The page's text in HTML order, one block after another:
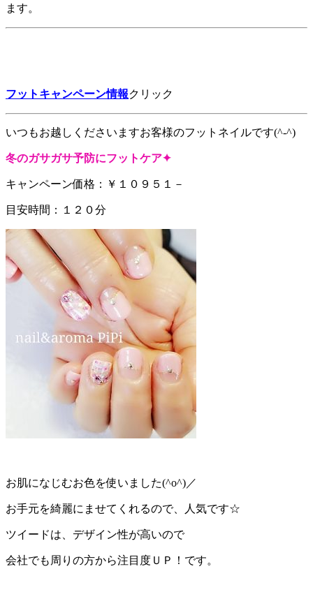
ます。
フットキャンペーン情報クリック
いつもお越しくださいますお客様のフットネイルです(^-^)
冬のガサガサ予防にフットケア✦
キャンペーン価格：￥１０９５１－
目安時間：１２０分
お肌になじむお色を使いました(^o^)／
お手元を綺麗にませてくれるので、人気です☆
ツイードは、デザイン性が高いので
会社でも周りの方から注目度ＵＰ！です。